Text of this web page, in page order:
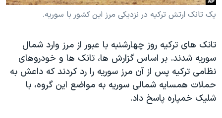
علم و فناوری
گالری عکس
آرشیو پخش زنده
رمز مهسا
اعتراضات زن، زندگی، آزادی
مجموعه مستندهای دادخواهی
تریبونال مردمی آبان ۹۸
دادگاه حمید نوری
یک تانک ارتش ترکیه در نزدیکی مرز این کشور با سوریه.
تانک های ترکیه روز چهارشنبه با عبور از مرز وارد شمال
سوریه شدند. بر اساس گزارش ها، تانک ها و خودروهای
نظامی ترکیه پس از آن مرز سوریه را رد کردند که داعش به
حملات همسایه شمالی سوریه به مواضع این گروه، با
شلیک خمپاره پاسخ داد.